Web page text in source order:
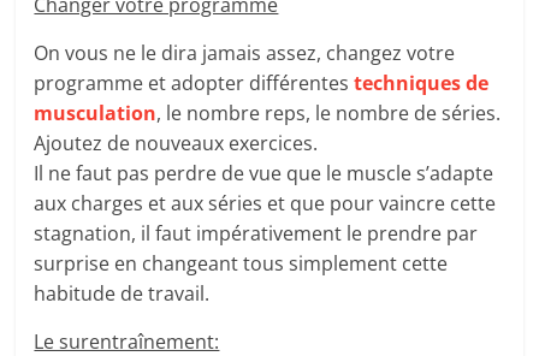
On vous ne le dira jamais assez, changez votre
programme et adopter différentestechniques de
musculation, le nombre reps, le nombre de séries.
Ajoutez de nouveaux exercices.
Il ne faut pas perdre de vue que le muscle s’adapte
aux charges et aux séries et que pour vaincre cette
stagnation, il faut impérativement le prendre par
surprise en changeant tous simplement cette
habitude de travail.
Le surentraînement: